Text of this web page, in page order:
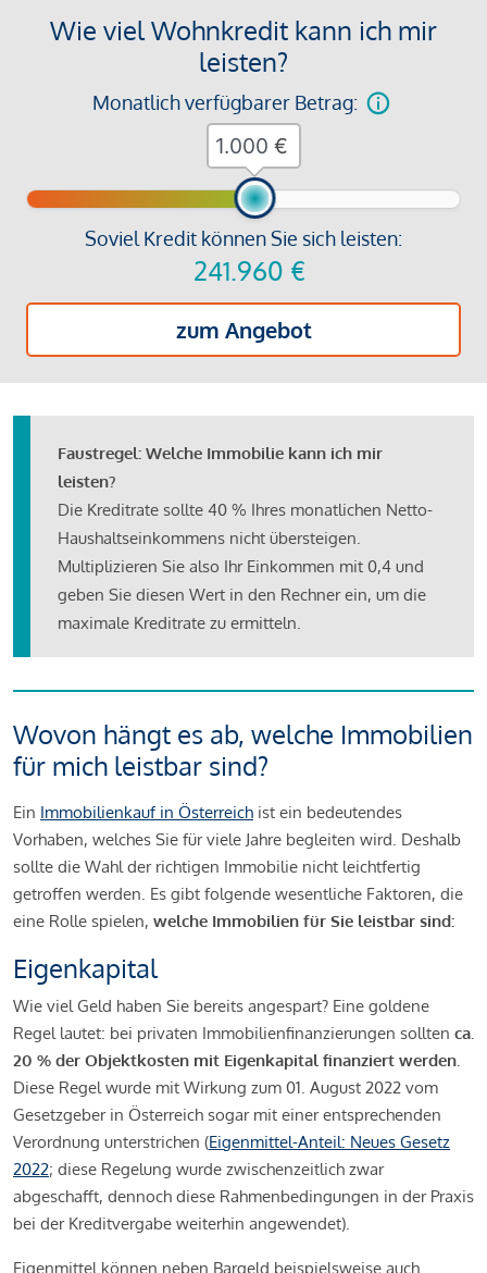
Wie viel Wohnkredit kann ich mir
leisten?
Monatlich verfügbarer Betrag:
Soviel Kredit können Sie sich leisten:
241.960 €
zum Angebot
€
Faustregel: Welche Immobilie kann ich mir
leisten?
Die Kreditrate sollte 40 % Ihres monatlichen Netto-
Haushaltseinkommens nicht übersteigen.
Multiplizieren Sie also Ihr Einkommen mit 0,4 und
geben Sie diesen Wert in den Rechner ein, um die
maximale Kreditrate zu ermitteln.
Wovon hängt es ab, welche Immobilien
für mich leistbar sind?
Ein Immobilienkauf in Österreich ist ein bedeutendes
Vorhaben, welches Sie für viele Jahre begleiten wird. Deshalb
sollte die Wahl der richtigen Immobilie nicht leichtfertig
getroffen werden. Es gibt folgende wesentliche Faktoren, die
eine Rolle spielen, welche Immobilien für Sie leistbar sind:
Eigenkapital
Wie viel Geld haben Sie bereits angespart? Eine goldene
Regel lautet: bei privaten Immobilienfinanzierungen sollten ca.
20 % der Objektkosten mit Eigenkapital finanziert werden.
Diese Regel wurde mit Wirkung zum 01. August 2022 vom
Gesetzgeber in Österreich sogar mit einer entsprechenden
Verordnung unterstrichen (Eigenmittel-Anteil: Neues Gesetz
2022; diese Regelung wurde zwischenzeitlich zwar
abgeschafft, dennoch diese Rahmenbedingungen in der Praxis
bei der Kreditvergabe weiterhin angewendet).
Eigenmittel können neben Bargeld beispielsweise auch